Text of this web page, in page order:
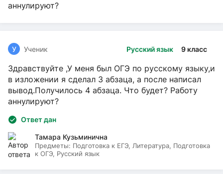
аннулируют?
Русский язык 9 класс
У Ученик
Здравствуйте ,У меня был ОГЭ по русскому языку,и
в изложении я сделал 3 абзаца, а после написал
вывод.Получилось 4 абзаца. Что будет? Работу
аннулируют?
Ответ дан
Тамара Кузьминична
Предметы: Подготовка к ЕГЭ, Литература, Подготовка
к ОГЭ, Русский язык